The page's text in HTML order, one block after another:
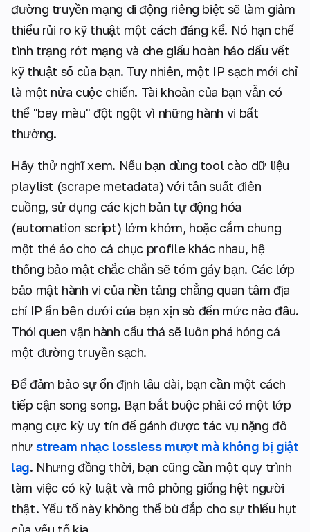
đường truyền mạng di động riêng biệt sẽ làm giảm
thiểu rủi ro kỹ thuật một cách đáng kể. Nó hạn chế
tình trạng rớt mạng và che giấu hoàn hảo dấu vết
kỹ thuật số của bạn. Tuy nhiên, một IP sạch mới chỉ
là một nửa cuộc chiến. Tài khoản của bạn vẫn có
thể "bay màu" đột ngột vì những hành vi bất
thường.
Hãy thử nghĩ xem. Nếu bạn dùng tool cào dữ liệu
playlist (scrape metadata) với tần suất điên
cuồng, sử dụng các kịch bản tự động hóa
(automation script) lởm khởm, hoặc cắm chung
một thẻ ảo cho cả chục profile khác nhau, hệ
thống bảo mật chắc chắn sẽ tóm gáy bạn. Các lớp
bảo mật hành vi của nền tảng chẳng quan tâm địa
chỉ IP ẩn bên dưới của bạn xịn sò đến mức nào đâu.
Thói quen vận hành cẩu thả sẽ luôn phá hỏng cả
một đường truyền sạch.
Để đảm bảo sự ổn định lâu dài, bạn cần một cách
tiếp cận song song. Bạn bắt buộc phải có một lớp
mạng cực kỳ uy tín để gánh được tác vụ nặng đô
như stream nhạc lossless mượt mà không bị giật
lag. Nhưng đồng thời, bạn cũng cần một quy trình
làm việc có kỷ luật và mô phỏng giống hệt người
thật. Yếu tố này không thể bù đắp cho sự thiếu hụt